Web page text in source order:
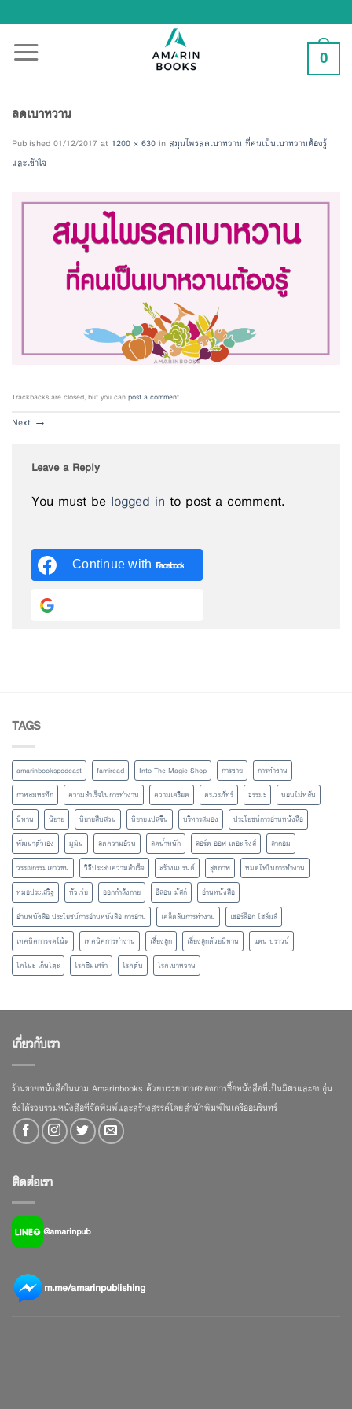
to
content
0
ลดเบาหวาน
Published 01/12/2017 at 1200 × 630 in สมุนไพรลดเบาหวาน ที่คนเป็นเบาหวานต้องรู้
และเข้าใจ
Trackbacks are closed, but you canpost a comment.
Next →
Leave a Reply
You must be logged in to post a comment.
Continue with Facebook
TAGS
amarinbookspodcast famiread Into The Magic Shop การขาย
การทำงาน
กาหลมหรทึก
ความสำเร็จในการทำงาน ความเครียด ดร.วรภัทร์ ธรรมะ
นอนไม่หลับ
นิทาน
นิยาย นิยายสืบสวน นิยายแปลจีน บริหารสมอง
ประโยชน์การอ่านหนังสือ
พัฒนาตัวเอง
มูมิน ลดความอ้วน ลดน้ำหนัก ลอร์ด ออฟ เดอะ ริงส์
ลากอม
วรรณกรรมเยาวชน
วิธีประสบความสำเร็จ สร้างแบรนด์ สุขภาพ
หมดไฟในการทำงาน
หมอประเสริฐ
หัวเว่ย ออกกำลังกาย อีลอน มัสก์
อ่านหนังสือ
อ่านหนังสือ ประโยชน์การอ่านหนังสือ การอ่าน
เคล็ดลับการทำงาน
เชอร์ล็อก โฮล์มส์
เทคนิคการจดโน้ต
เทคนิคการทำงาน เลี้ยงลูก เลี้ยงลูกด้วยนิทาน
แดน บราวน์
โคโนะ เก็นโตะ
โรคซึมเศร้า โรคตับ โรคเบาหวาน
เกี่ยวกับเรา
ร้านขายหนังสือในนาม Amarinbooks ด้วยบรรยากาศของการซื้อหนังสือที่เป็นมิตรและอบอุ่น
ซึ่งได้รวบรวมหนังสือที่จัดพิมพ์และสร้างสรรค์โดยสำนักพิมพ์ในเครืออมรินทร์
ติดต่อเรา
@amarinpub
m.me/amarinpublishing